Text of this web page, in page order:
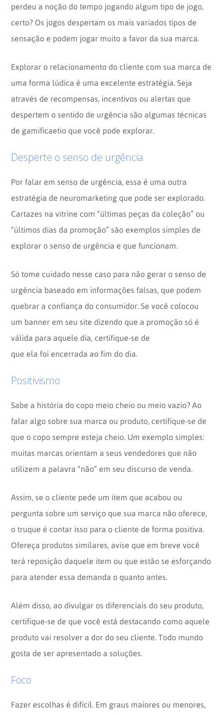
perdeu a noção do tempo jogando algum tipo de jogo,
certo? Os jogos despertam os mais variados tipos de
sensação e podem jogar muito a favor da sua marca.
Explorar o relacionamento do cliente com sua marca de
uma forma lúdica é uma excelente estratégia. Seja
através de recompensas, incentivos ou alertas que
despertem o sentido de urgência são algumas técnicas
de gamificaetio que você pode explorar.
Desperte o senso de urgência
Por falar em senso de urgência, essa é uma outra
estratégia de neuromarketing que pode ser explorado.
Cartazes na vitrine com “últimas peças da coleção” ou
“últimos dias da promoção” são exemplos simples de
explorar o senso de urgência e que funcionam.
Só tome cuidado nesse caso para não gerar o senso de
urgência baseado em informações falsas, que podem
quebrar a confiança do consumidor. Se você colocou
um banner em seu site dizendo que a promoção só é
válida para aquele dia, certifique-se de
que ela foi encerrada ao fim do dia.
Positivismo
Sabe a história do copo meio cheio ou meio vazio? Ao
falar algo sobre sua marca ou produto, certifique-se de
que o copo sempre esteja cheio. Um exemplo simples:
muitas marcas orientam a seus vendedores que não
utilizem a palavra “não” em seu discurso de venda.
Assim, se o cliente pede um item que acabou ou
pergunta sobre um serviço que sua marca não oferece,
o truque é contar isso para o cliente de forma positiva.
Ofereça produtos similares, avise que em breve você
terá reposição daquele item ou que estão se esforçando
para atender essa demanda o quanto antes.
Além disso, ao divulgar os diferenciais do seu produto,
certifique-se de que você está destacando como aquele
produto vai resolver a dor do seu cliente. Todo mundo
gosta de ser apresentado a soluções.
Foco
Fazer escolhas é difícil. Em graus maiores ou menores,